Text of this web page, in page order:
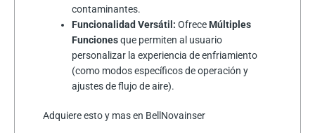
contaminantes.
Funcionalidad Versátil: Ofrece Múltiples
Funcionesque permiten al usuario
personalizar la experiencia de enfriamiento
(como modos específicos de operación y
ajustes de flujo de aire).
Adquiere esto y mas en BellNovainser